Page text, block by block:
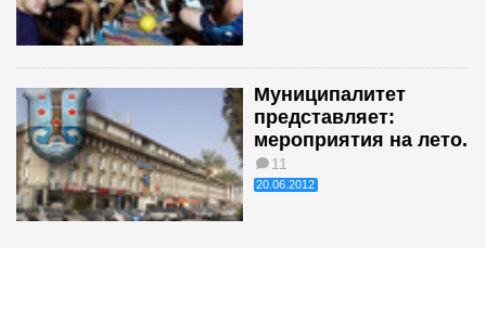
Муниципалитет
представляет:
мероприятия на лето.
11
20.06.2012